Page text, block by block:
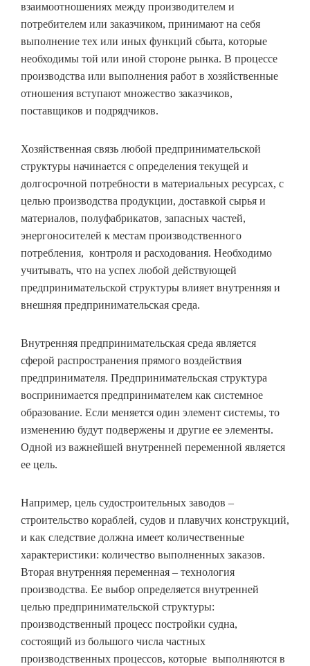
взаимоотношениях между производителем и
потребителем или заказчиком, принимают на себя
выполнение тех или иных функций сбыта, которые
необходимы той или иной стороне рынка. В процессе
производства или выполнения работ в хозяйственные
отношения вступают множество заказчиков,
поставщиков и подрядчиков.
Хозяйственная связь любой предпринимательской
структуры начинается с определения текущей и
долгосрочной потребности в материальных ресурсах, с
целью производства продукции, доставкой сырья и
материалов, полуфабрикатов, запасных частей,
энергоносителей к местам производственного
потребления, контроля и расходования. Необходимо
учитывать, что на успех любой действующей
предпринимательской структуры влияет внутренняя и
внешняя предпринимательская среда.
Внутренняя предпринимательская среда является
сферой распространения прямого воздействия
предпринимателя. Предпринимательская структура
воспринимается предпринимателем как системное
образование. Если меняется один элемент системы, то
изменению будут подвержены и другие ее элементы.
Одной из важнейшей внутренней переменной является
ее цель.
Например, цель судостроительных заводов –
строительство кораблей, судов и плавучих конструкций,
и как следствие должна имеет количественные
характеристики: количество выполненных заказов.
Вторая внутренняя переменная – технология
производства. Ее выбор определяется внутренней
целью предпринимательской структуры:
производственный процесс постройки судна,
состоящий из большого числа частных
производственных процессов, которые выполняются в